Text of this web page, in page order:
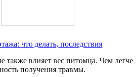
что делать, последствия
также влияет вес питомца. Чем легче
получения травмы.